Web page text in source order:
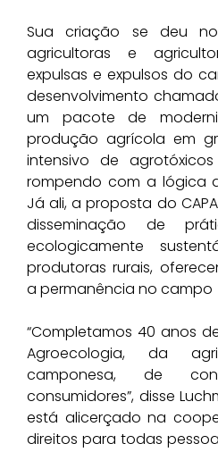
Sua criação se deu
agricultoras e
expulsas e expulsos do
desenvolvimento
um pacote de
produção agrícola em
intensivo de
rompendo com a lógica
Já ali, a proposta do
disseminação de
ecologicamente
produtoras rurais,
a permanência no campo
“Completamos 40 anos
Agroecologia, da
camponesa, de
consumidores”, disse
está alicerçado na
direitos para todas